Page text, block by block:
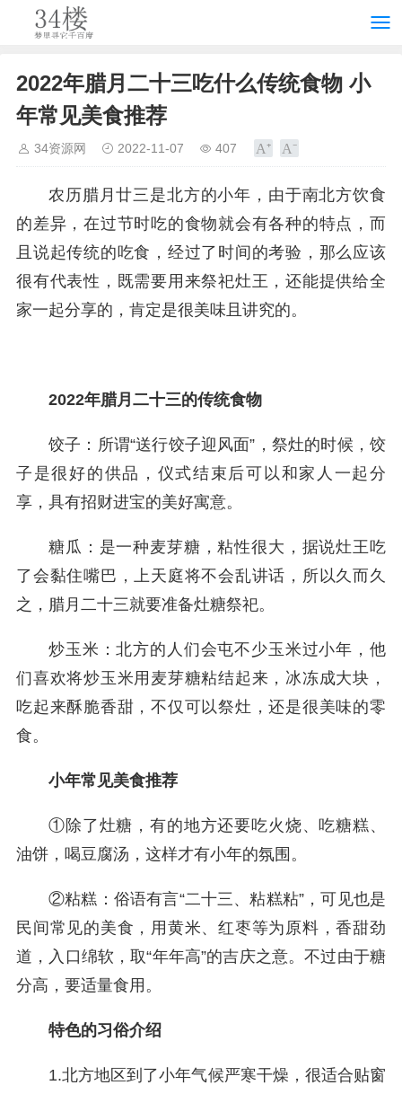
2022年腊月二十三吃什么传统食物 小
年常见美食推荐
34资源网 2022-11-07 407
农历腊月廿三是北方的小年，由于南北方饮食
的差异，在过节时吃的食物就会有各种的特点，而
且说起传统的吃食，经过了时间的考验，那么应该
很有代表性，既需要用来祭祀灶王，还能提供给全
家一起分享的，肯定是很美味且讲究的。
2022年腊月二十三的传统食物
饺子：所谓“送行饺子迎风面”，祭灶的时候，饺
子是很好的供品，仪式结束后可以和家人一起分
享，具有招财进宝的美好寓意。
糖瓜：是一种麦芽糖，粘性很大，据说灶王吃
了会黏住嘴巴，上天庭将不会乱讲话，所以久而久
之，腊月二十三就要准备灶糖祭祀。
炒玉米：北方的人们会屯不少玉米过小年，他
们喜欢将炒玉米用麦芽糖粘结起来，冰冻成大块，
吃起来酥脆香甜，不仅可以祭灶，还是很美味的零
食。
小年常见美食推荐
①除了灶糖，有的地方还要吃火烧、吃糖糕、
油饼，喝豆腐汤，这样才有小年的氛围。
②粘糕：俗语有言“二十三、粘糕粘”，可见也是
民间常见的美食，用黄米、红枣等为原料，香甜劲
道，入口绵软，取“年年高”的吉庆之意。不过由于糖
分高，要适量食用。
特色的习俗介绍
1.北方地区到了小年气候严寒干燥，很适合贴窗